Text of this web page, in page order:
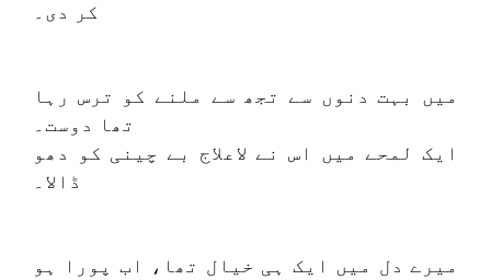
کر دی۔
میں بہت دنوں سے تجھ سے ملنے کو ترس رہا
تھا دوست۔
ایک لمحے میں اس نے لاعلاج بے چینی کو دھو
ڈالا۔
میرے دل میں ایک ہی خیال تھا، اب پورا ہو